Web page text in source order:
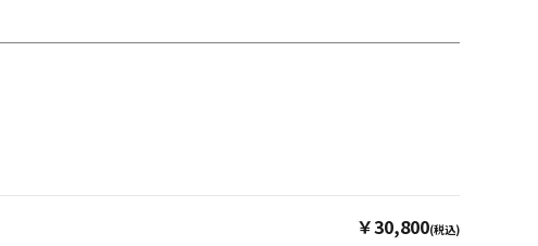
￥30,800(税込)